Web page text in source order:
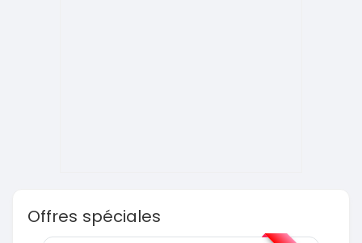
Offres spéciales